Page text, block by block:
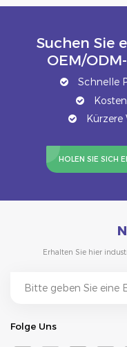
Suchen Sie
OEM/
Schnelle
Kürzere
HOLEN SIE SICH
Erhalten Sie hier
Folge Uns